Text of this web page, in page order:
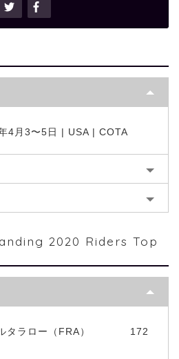
4月3〜5日 | USA | COTA
2020 Riders Top
タラロー（FRA）
172